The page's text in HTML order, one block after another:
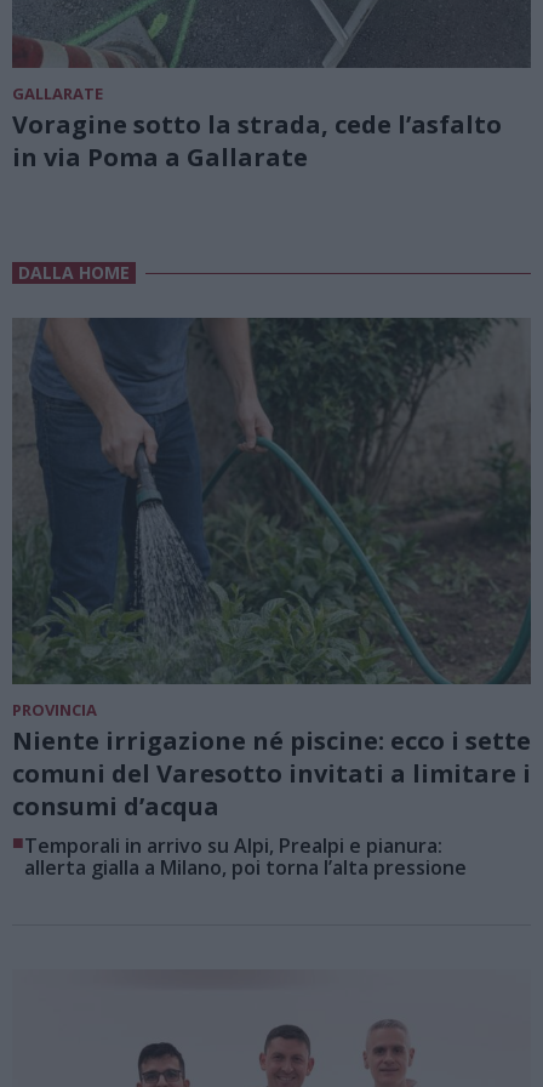
GALLARATE
Voragine sotto la strada, cede l’asfalto
in via Poma a Gallarate
DALLA HOME
PROVINCIA
Niente irrigazione né piscine: ecco i sette
comuni del Varesotto invitati a limitare i
consumi d’acqua
■Temporali in arrivo su Alpi, Prealpi e pianura:
allerta gialla a Milano, poi torna l’alta pressione